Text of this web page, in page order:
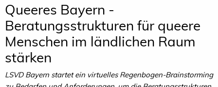
Queeres Bayern -
Beratungsstrukturen für queere
Menschen im ländlichen Raum
stärken
LSVD Bayern startet ein virtuelles Regenbogen-Brainstorming